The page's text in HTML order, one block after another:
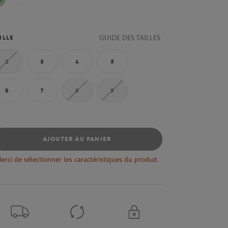
GUIDE DES TAILLES
2 3 4 5
6 7 8 9
AJOUTER AU PANIER
de sélectionner les caractéristiques du produit.